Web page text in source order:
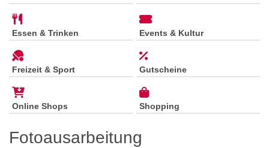
Essen & Trinken Events & Kultur
Freizeit & Sport Gutscheine
Online Shops Shopping
Fotoausarbeitung